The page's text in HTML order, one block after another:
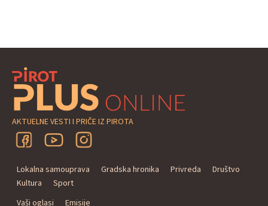
AKTUELNE VESTI I PRIČE IZ PIROTA
Lokalna samouprava Gradska hronika Privreda
Društvo
Kultura
Sport
Vaši oglasi
Emisije